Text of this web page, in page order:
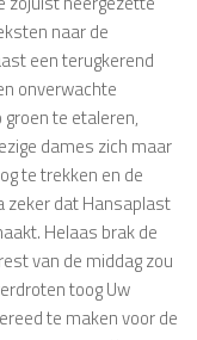
naar de
een terugkerend
onverwachte
te etaleren,
dames zich maar
te trekken en de
zeker dat Hansaplast
Helaas brak de
van de middag zou
toog Uw
te maken voor de